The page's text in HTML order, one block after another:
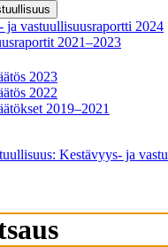
ja vastuullisuusraportti 2024
2021–2023
2023
2022
2019–2021
Kestävyys- ja